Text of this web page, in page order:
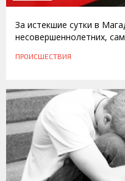
За истекшие сутки в
несовершеннолетних,
ПРОИСШЕСТВИЯ